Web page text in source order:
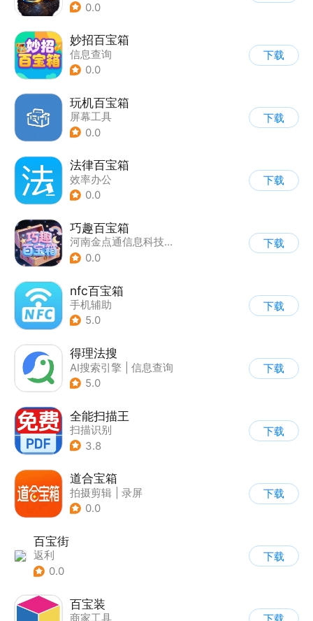
0.0
妙招百宝箱
信息查询
0.0
下载
玩机百宝箱
屏幕工具
0.0
下载
法律百宝箱
效率办公
0.0
下载
巧趣百宝箱
河南金点通信息科技有限责任公司
0.0
下载
nfc百宝箱
手机辅助
5.0
下载
得理法搜
AI搜索引擎
信息查询
5.0
下载
全能扫描王
扫描识别
3.8
下载
道合宝箱
拍摄剪辑
录屏
0.0
下载
百宝街
返利
0.0
下载
百宝装
商家工具